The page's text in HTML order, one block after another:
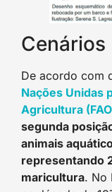
Cenários
De acordo com
Nações Unidas
Agricultura
segunda
animais
representando
maricultura. No